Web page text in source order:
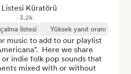
Küratörü
3.2k
listesi
Yüksek yanıt oranı
music to add to our playlist
Here we share
indie folk pop sounds that
mixed with or without